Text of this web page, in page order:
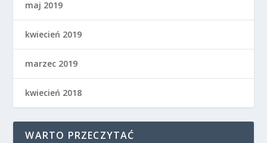
maj 2019
kwiecień 2019
marzec 2019
kwiecień 2018
WARTO PRZECZYTAĆ